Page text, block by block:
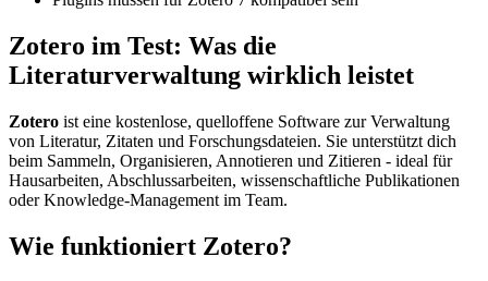
Zotero im Test: Was die
Literaturverwaltung wirklich leistet
Zotero ist eine kostenlose, quelloffene Software zur Verwaltung
von Literatur, Zitaten und Forschungsdateien. Sie unterstützt dich
beim Sammeln, Organisieren, Annotieren und Zitieren - ideal für
Hausarbeiten, Abschlussarbeiten, wissenschaftliche Publikationen
oder Knowledge-Management im Team.
Wie funktioniert Zotero?